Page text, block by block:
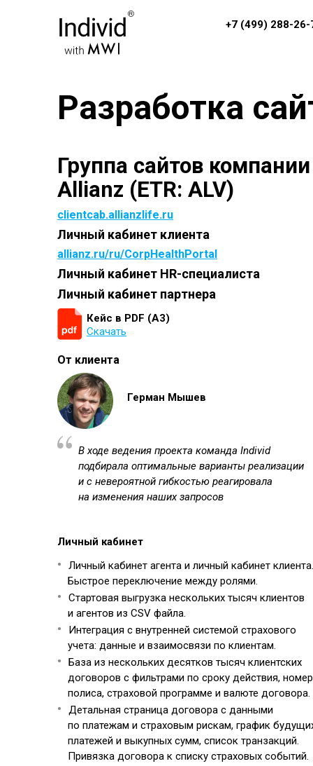
+7 (499) 288-26-
Разработка
Группа сайтов компании
Allianz (ETR: ALV)
clientcab.allianzlife.ru
Личный кабинет клиента
allianz.ru/ru/CorpHealthPortal
Личный кабинет HR-специалиста
Личный кабинет партнера
Кейс в PDF (А3)
Скачать
От клиента
Герман Мышев
В ходе ведения проекта команда Individ
подбирала оптимальные варианты реализации
и с невероятной гибкостью реагировала
на изменения наших запросов
Личный кабинет
Личный кабинет агента и личный кабинет клиента.
Быстрое переключение между ролями.
Стартовая выгрузка нескольких тысяч клиентов
и агентов из CSV файла.
Интеграция с внутренней системой страхового
учета: данные и взаимосвязи по клиентам.
База из нескольких десятков тысяч клиентских
договоров с фильтрами по сроку действия,
полиса, страховой программе и валюте договора.
Детальная страница договора с данными
по платежам и страховым рискам, график
платежей и выкупных сумм, список транзакций.
Привязка договора к списку страховых событий.